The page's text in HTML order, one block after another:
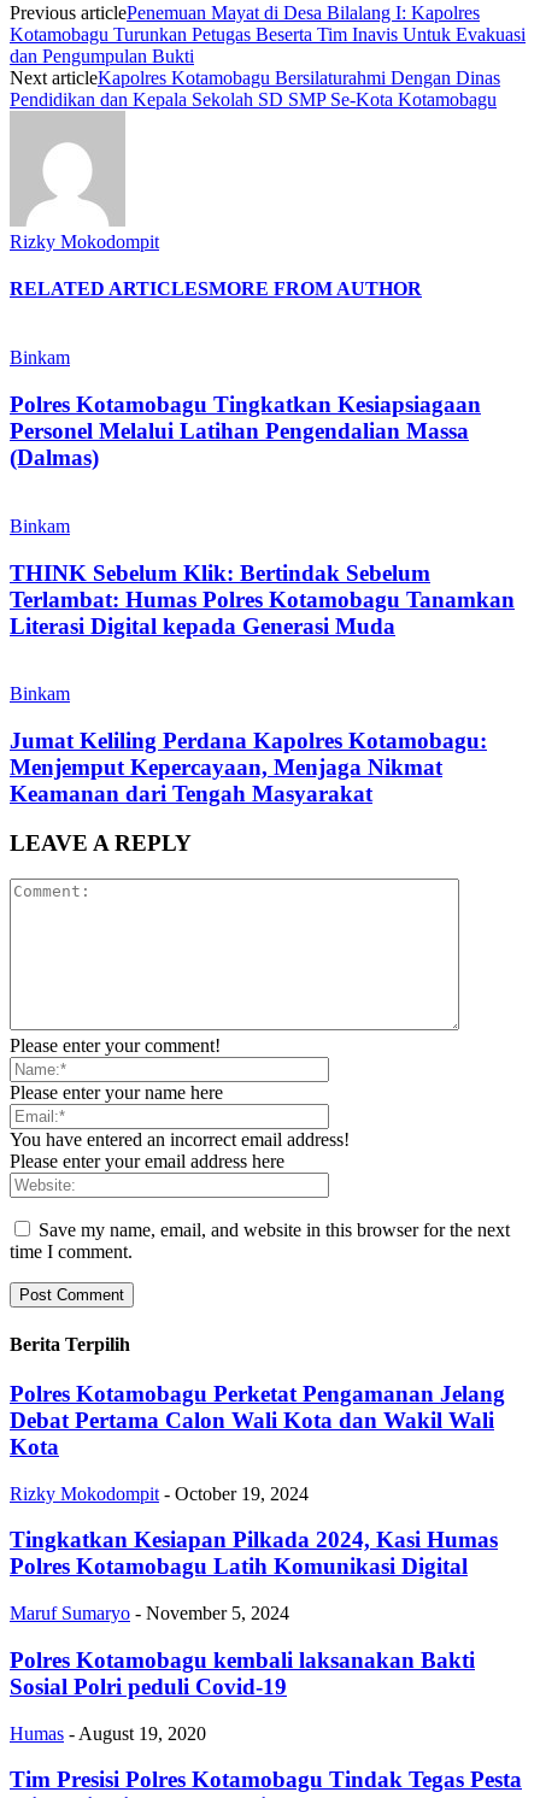
Previous articlePenemuan Mayat di Desa Bilalang I: Kapolres
Kotamobagu Turunkan Petugas Beserta Tim Inavis Untuk Evakuasi
dan Pengumpulan Bukti
Next articleKapolres Kotamobagu Bersilaturahmi Dengan Dinas
Pendidikan dan Kepala Sekolah SD SMP Se-Kota Kotamobagu
Rizky Mokodompit
RELATED ARTICLESMORE FROM AUTHOR
Binkam
Polres Kotamobagu Tingkatkan Kesiapsiagaan
Personel Melalui Latihan Pengendalian Massa
(Dalmas)
Binkam
THINK Sebelum Klik: Bertindak Sebelum
Terlambat: Humas Polres Kotamobagu Tanamkan
Literasi Digital kepada Generasi Muda
Binkam
Jumat Keliling Perdana Kapolres Kotamobagu:
Menjemput Kepercayaan, Menjaga Nikmat
Keamanan dari Tengah Masyarakat
LEAVE A REPLY
Please enter your comment!
Please enter your name here
You have entered an incorrect email address!
Please enter your email address here
Save my name, email, and website in this browser for the next
time I comment.
Berita Terpilih
Polres Kotamobagu Perketat Pengamanan Jelang
Debat Pertama Calon Wali Kota dan Wakil Wali
Kota
Rizky Mokodompit - October 19, 2024
Tingkatkan Kesiapan Pilkada 2024, Kasi Humas
Polres Kotamobagu Latih Komunikasi Digital
Maruf Sumaryo - November 5, 2024
Polres Kotamobagu kembali laksanakan Bakti
Sosial Polri peduli Covid-19
Humas - August 19, 2020
Tim Presisi Polres Kotamobagu Tindak Tegas Pesta